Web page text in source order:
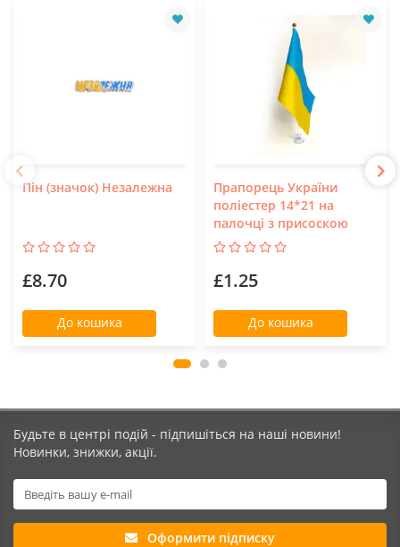
Пін (значок) Незалежна
£8.70
До кошика
Прапорець України
поліестер 14*21 на
палочці з присоскою
£1.25
До кошика
Будьте в центрі подій - підпишіться на наші новини!
Новинки, знижки, акції.
Оформити підписку